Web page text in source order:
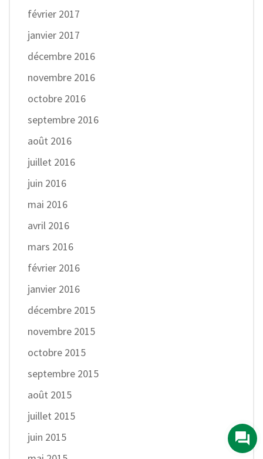
février 2017
janvier 2017
décembre 2016
novembre 2016
octobre 2016
septembre 2016
août 2016
juillet 2016
juin 2016
mai 2016
avril 2016
mars 2016
février 2016
janvier 2016
décembre 2015
novembre 2015
octobre 2015
septembre 2015
août 2015
juillet 2015
juin 2015